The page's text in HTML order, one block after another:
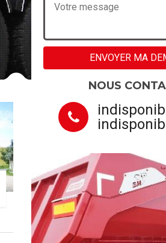
NOUS